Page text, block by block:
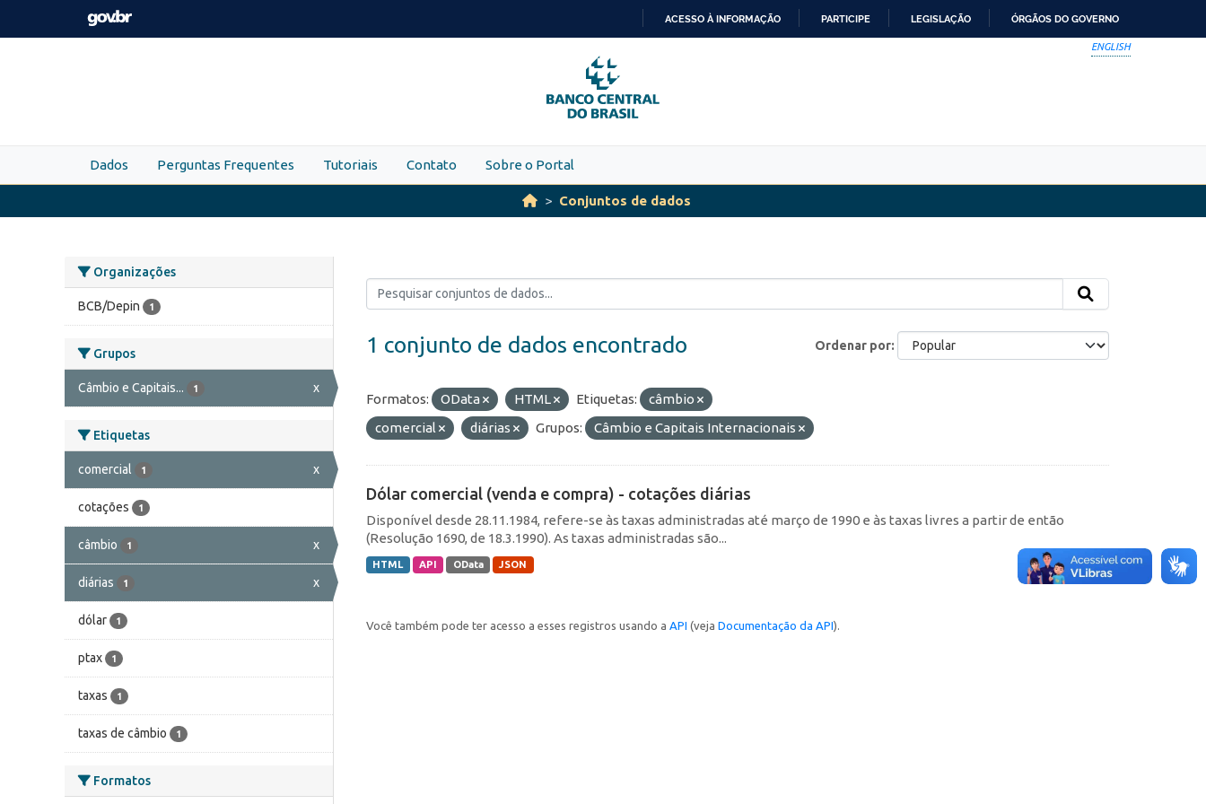
Skip to main content
PARA
O
CONTEÚDO
ACESSO À INFORMAÇÃO PARTICIPE LEGISLAÇÃO ÓRGÃOS DO GOVERNO
ENGLISH
Dados Perguntas Frequentes Tutoriais Contato Sobre o Portal
Conjuntos de dados
Organizações
BCB/Depin 1
Grupos
Câmbio e Capitais... 1 x
Etiquetas
comercial 1 x
cotações 1
câmbio 1 x
diárias 1 x
dólar 1
ptax 1
taxas 1
taxas de câmbio 1
Formatos
Ordenar por
1 conjunto de dados encontrado
Formatos: OData HTML Etiquetas:
câmbio
comercial
diárias Grupos: Câmbio e Capitais Internacionais
Dólar comercial (venda e compra) - cotações diárias
Disponível desde 28.11.1984, refere-se às taxas administradas até março de 1990 e às taxas livres a partir de então
(Resolução 1690, de 18.3.1990). As taxas administradas são...
HTML API OData JSON
Você também pode ter acesso a esses registros usando a API (veja Documentação da API).